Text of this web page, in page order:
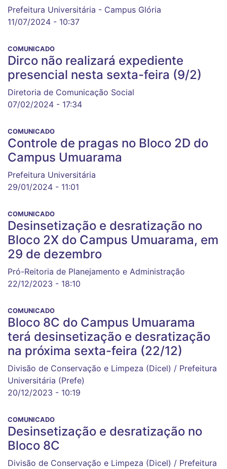
Prefeitura Universitária - Campus Glória
11/07/2024 - 10:37
COMUNICADO
Dirco não realizará expediente
presencial nesta sexta-feira (9/2)
Diretoria de Comunicação Social
07/02/2024 - 17:34
COMUNICADO
Controle de pragas no Bloco 2D do
Campus Umuarama
Prefeitura Universitária
29/01/2024 - 11:01
COMUNICADO
Desinsetização e desratização no
Bloco 2X do Campus Umuarama, em
29 de dezembro
Pró-Reitoria de Planejamento e Administração
22/12/2023 - 18:10
COMUNICADO
Bloco 8C do Campus Umuarama
terá desinsetização e desratização
na próxima sexta-feira (22/12)
Divisão de Conservação e Limpeza (Dicel) / Prefeitura
Universitária (Prefe)
20/12/2023 - 10:19
COMUNICADO
Desinsetização e desratização no
Bloco 8C
Divisão de Conservação e Limpeza (Dicel) / Prefeitura